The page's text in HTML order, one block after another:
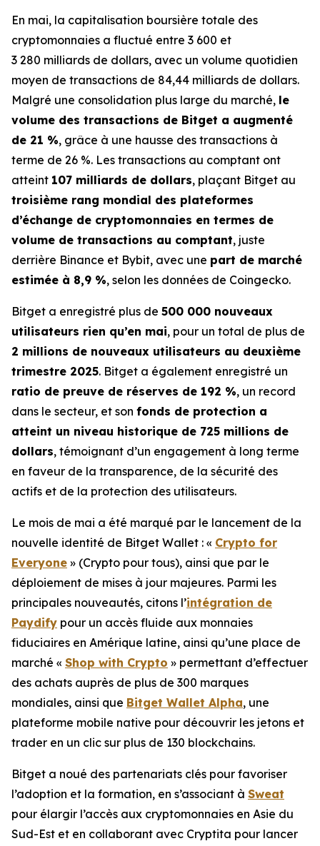
En mai, la capitalisation boursière totale des
cryptomonnaies a fluctué entre 3 600 et
3 280 milliards de dollars, avec un volume quotidien
moyen de transactions de 84,44 milliards de dollars.
Malgré une consolidation plus large du marché, le
volume des transactions de Bitget a augmenté
de 21 %, grâce à une hausse des transactions à
terme de 26 %. Les transactions au comptant ont
atteint 107 milliards de dollars, plaçant Bitget au
troisième rang mondial des plateformes
d’échange de cryptomonnaies en termes de
volume de transactions au comptant, juste
derrière Binance et Bybit, avec une part de marché
estimée à 8,9 %, selon les données de Coingecko.
Bitget a enregistré plus de 500 000 nouveaux
utilisateurs rien qu’en mai, pour un total de plus de
2 millions de nouveaux utilisateurs au deuxième
trimestre 2025. Bitget a également enregistré un
ratio de preuve de réserves de 192 %, un record
dans le secteur, et son fonds de protection a
atteint un niveau historique de 725 millions de
dollars, témoignant d’un engagement à long terme
en faveur de la transparence, de la sécurité des
actifs et de la protection des utilisateurs.
Le mois de mai a été marqué par le lancement de la
nouvelle identité de Bitget Wallet : « Crypto for
Everyone » (Crypto pour tous), ainsi que par le
déploiement de mises à jour majeures. Parmi les
principales nouveautés, citons l’intégration de
Paydify pour un accès fluide aux monnaies
fiduciaires en Amérique latine, ainsi qu’une place de
marché « Shop with Crypto » permettant d’effectuer
des achats auprès de plus de 300 marques
mondiales, ainsi que Bitget Wallet Alpha, une
plateforme mobile native pour découvrir les jetons et
trader en un clic sur plus de 130 blockchains.
Bitget a noué des partenariats clés pour favoriser
l’adoption et la formation, en s’associant à Sweat
pour élargir l’accès aux cryptomonnaies en Asie du
Sud-Est et en collaborant avec Cryptita pour lancer